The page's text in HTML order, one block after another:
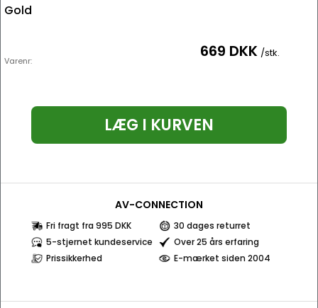
Gold
Varenr: 669 DKK /stk.
LÆG I KURVEN
AV-CONNECTION
Fri fragt fra 995 DKK
30 dages returret
5-stjernet kundeservice
Over 25 års erfaring
Prissikkerhed
E-mærket siden 2004